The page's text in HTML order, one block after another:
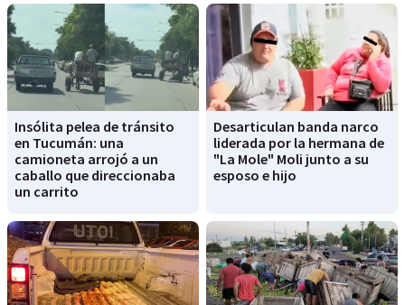
Insólita pelea de tránsito
en Tucumán: una
camioneta arrojó a un
caballo que direccionaba
un carrito
Desarticulan banda narco
liderada por la hermana de
"La Mole" Moli junto a su
esposo e hijo